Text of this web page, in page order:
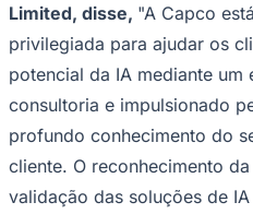
Fórmula 1
UFC
Tênis (ATP)
MLB
NHL
Vôlei
NBB
Competições de Futebol
Limited, disse, "A Capco
privilegiada para ajudar os
potencial da IA ​​mediante um
consultoria e impulsionado
profundo conhecimento do
cliente. O reconhecimento
validação das soluções de